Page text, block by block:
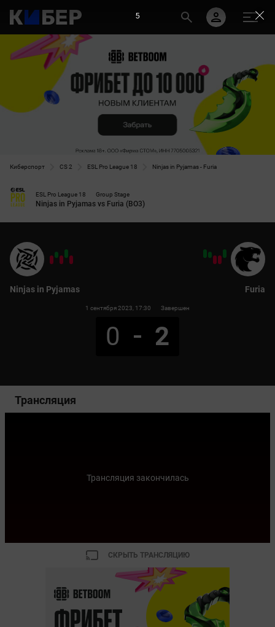
Киберспорт CS 2 ESL Pro League 18 Ninjas in Pyjamas - Furia
ESL Pro League 18 Group Stage
Ninjas in Pyjamas vs Furia (BO3)
Ninjas in Pyjamas
1 сентября 2023 , 17:30 Завершен
0 2
Furia
Трансляция
Трансляция закончилась
СКРЫТЬ ТРАНСЛЯЦИЮ
5